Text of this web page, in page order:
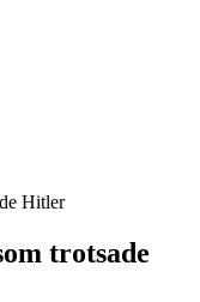
Hitler
trotsade